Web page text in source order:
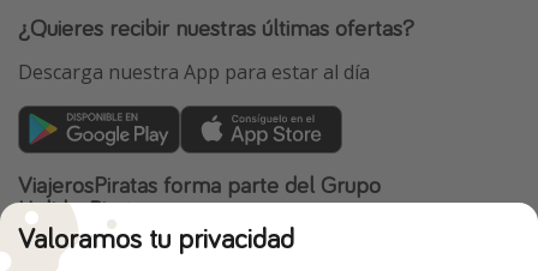
¿Quieres recibir nuestras últimas ofertas?
Descarga nuestra App para estar al día
ViajerosPiratas forma parte del Grupo
HolidayPirates
Nuestros mercados
Valoramos tu privacidad